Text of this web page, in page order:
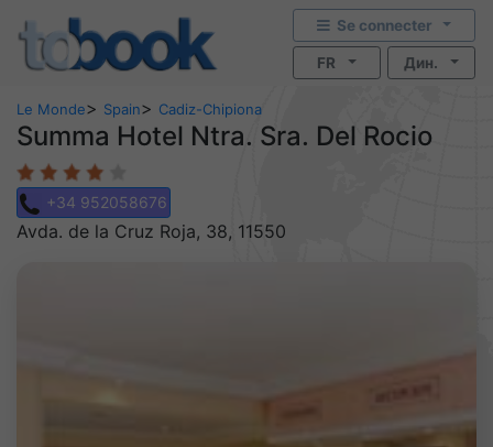
Se connecter
FR Дин.
Le Monde> Spain> Cadiz-Chipiona
Summa Hotel Ntra. Sra. Del Rocio
+34 952058676
Avda. de la Cruz Roja, 38, 11550